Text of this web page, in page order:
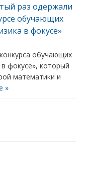
раз одержали
обучающих
в фокусе»
обучающих
фокусе», который
математики и
»